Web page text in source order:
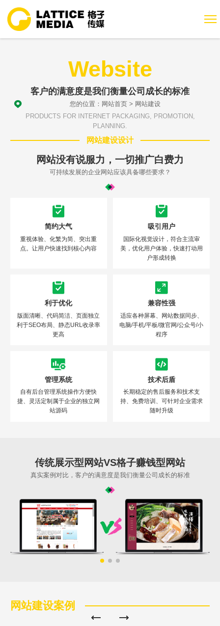
Website
客户的满意度是我们衡量公司成长的标准
您的位置： 网站首页> 网站建设
PRODUCTS FOR INTERNET PACKAGING, PROMOTION,
PLANNING.
网站建设设计
网站没有说服力，一切推广白费力
可持续发展的企业网站应该具备哪些要求？
简约大气
重视体验、化繁为简、突出重
点。让用户快速找到核心内容
吸引用户
国际化视觉设计，符合主流审
美，优化用户体验，快速打动用
户形成转换
利于优化
版面清晰、代码简洁、页面独立
利于SEO布局、静态URL收录率
更高
兼容性强
适应各种屏幕、网站数据同步、
电脑/手机/平板/微官网/公众号/小
程序
管理系统
自有后台管理系统操作方便快
捷、灵活定制属于企业的独立网
站源码
技术后盾
长期稳定的售后服务和技术支
持、免费培训、可针对企业需求
随时升级
传统展示型网站VS格子赚钱型网站
真实案例对比，客户的满意度是我们衡量公司成长的标准
网站建设案例